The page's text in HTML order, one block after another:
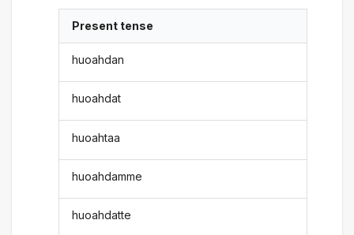
Present tense
huoahdan
huoahdat
huoahtaa
huoahdamme
huoahdatte